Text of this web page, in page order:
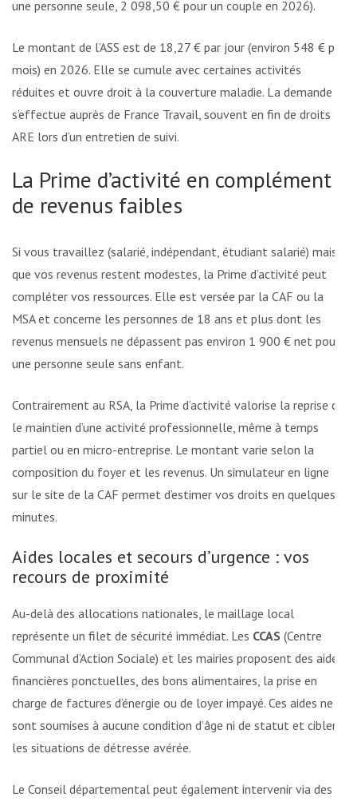
une personne seule, 2 098,50 € pour un couple en 2026).
Le montant de l’ASS est de 18,27 € par jour (environ 548 € par
mois) en 2026. Elle se cumule avec certaines activités
réduites et ouvre droit à la couverture maladie. La demande
s’effectue auprès de France Travail, souvent en fin de droits
ARE lors d’un entretien de suivi.
La Prime d’activité en complément
de revenus faibles
Si vous travaillez (salarié, indépendant, étudiant salarié) mais
que vos revenus restent modestes, la Prime d’activité peut
compléter vos ressources. Elle est versée par la CAF ou la
MSA et concerne les personnes de 18 ans et plus dont les
revenus mensuels ne dépassent pas environ 1 900 € net pour
une personne seule sans enfant.
Contrairement au RSA, la Prime d’activité valorise la reprise ou
le maintien d’une activité professionnelle, même à temps
partiel ou en micro-entreprise. Le montant varie selon la
composition du foyer et les revenus. Un simulateur en ligne
sur le site de la CAF permet d’estimer vos droits en quelques
minutes.
Aides locales et secours d’urgence : vos
recours de proximité
Au-delà des allocations nationales, le maillage local
représente un filet de sécurité immédiat. Les CCAS (Centre
Communal d’Action Sociale) et les mairies proposent des aides
financières ponctuelles, des bons alimentaires, la prise en
charge de factures d’énergie ou de loyer impayé. Ces aides ne
sont soumises à aucune condition d’âge ni de statut et ciblent
les situations de détresse avérée.
Le Conseil départemental peut également intervenir via des